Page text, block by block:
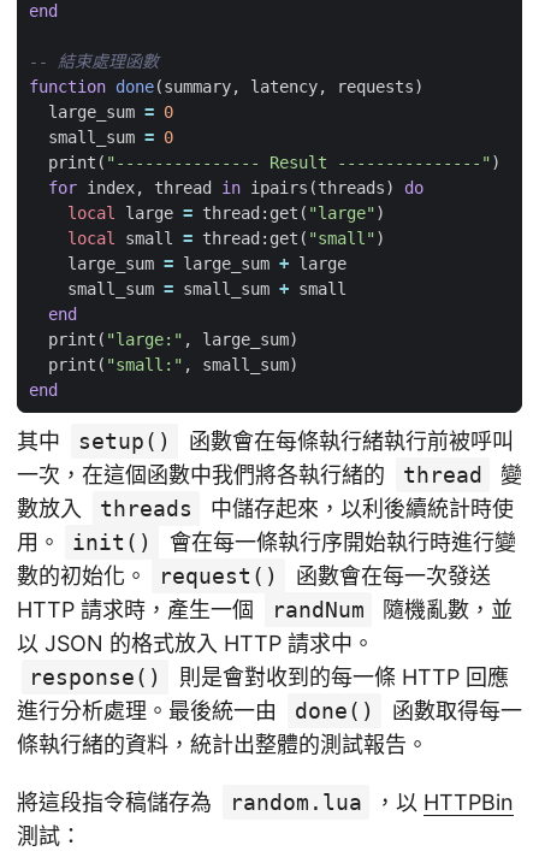
end
-- 結束處理函數
function done(summary, latency, requests)
large_sum = 0
small_sum = 0
print ( "--------------- Result ---------------")
for index, thread in ipairs (threads)
do
local
large = thread : get ( "large")
local
small = thread : get ( "small")
large_sum = large_sum + large
small_sum = small_sum + small
end
print ( "large:" , large_sum)
print ( "small:" , small_sum)
end
其中 setup()
函數會在每條執行緒執行前被呼叫
一次，在這個函數中我們將各執行緒的
thread
變
數放入
threads
中儲存起來，以利後續統計時使
用。
init()
會在每一條執行序開始執行時進行變
數的初始化。
request()
函數會在每一次發送
HTTP 請求時，產生一個
randNum
隨機亂數，並
以 JSON 的格式放入 HTTP 請求中。
response()
則是會對收到的每一條 HTTP 回應
進行分析處理。最後統一由
done()
函數取得每一
條執行緒的資料，統計出整體的測試報告。
將這段指令稿儲存為 random.lua ，以 HTTPBin
測試：